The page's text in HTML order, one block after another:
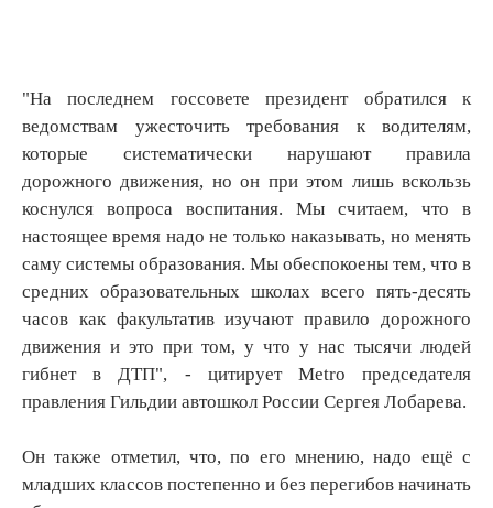
"На последнем госсовете президент обратился к
ведомствам ужесточить требования к водителям,
которые систематически нарушают правила
дорожного движения, но он при этом лишь вскользь
коснулся вопроса воспитания. Мы считаем, что в
настоящее время надо не только наказывать, но менять
саму системы образования. Мы обеспокоены тем, что в
средних образовательных школах всего пять-десять
часов как факультатив изучают правило дорожного
движения и это при том, у что у нас тысячи людей
гибнет в ДТП", - цитирует Metro председателя
правления Гильдии автошкол России Сергея Лобарева.
Он также отметил, что, по его мнению, надо ещё с
младших классов постепенно и без перегибов начинать